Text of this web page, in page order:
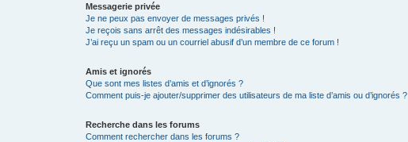
Messagerie privée
Je ne peux pas envoyer de messages privés !
Je reçois sans arrêt des messages indésirables !
J’ai reçu un spam ou un courriel abusif d’un membre de ce forum !
Amis et ignorés
Que sont mes listes d’amis et d’ignorés ?
Comment puis-je ajouter/supprimer des utilisateurs de ma liste d’amis ou d’ignorés ?
Recherche dans les forums
Comment rechercher dans les forums ?